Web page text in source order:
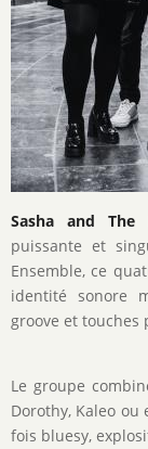
Sasha and The
puissante et
Ensemble, ce
identité sonore
groove et touches
Le groupe
Dorothy, Kaleo ou
fois bluesy,